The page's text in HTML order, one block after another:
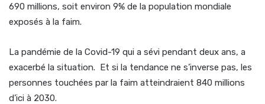
690 millions, soit environ 9% de la population mondiale
exposés à la faim.
La pandémie de la Covid-19 qui a sévi pendant deux ans, a
exacerbé la situation. Et si la tendance ne s’inverse pas, les
personnes touchées par la faim atteindraient 840 millions
d’ici à 2030.